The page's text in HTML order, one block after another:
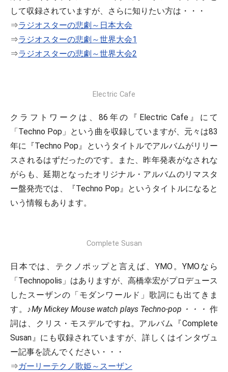
して収録されていますが、さらに知りたい方は・・・
⇒ラジオスターの悲劇～日本大会
⇒ラジオスターの悲劇～世界大会1
⇒ラジオスターの悲劇～世界大会2
Electric Cafe
クラフトワークは、86年の『Electric Cafe』にて
「Techno Pop」という曲を収録していますが、元々は83
年に『Techno Pop』というタイトルでアルバムがリリー
スされるはずだったのです。また、昨年発表がなされな
がらも、延期となったオリジナル・アルバムのリマスタ
ー盤発売では、『Techno Pop』というタイトルになると
いう情報もあります。
Complete Susan
日本では、テクノポップと言えば、YMO。YMOなら
「Technopolis」はありますが、高橋幸宏がプロデュース
したスーザンの「モダンワールド」歌詞にも出てきま
す。 ♪My Mickey Mouse watch plays Techno-pop・・・ 作
詞は、クリス・モスデルですね。アルバム『Complete
Susan』にも収録されていますが、詳しくはインタヴュ
ー記事を読んでください・・・
⇒ガーリーテクノ歌姫～スーザン